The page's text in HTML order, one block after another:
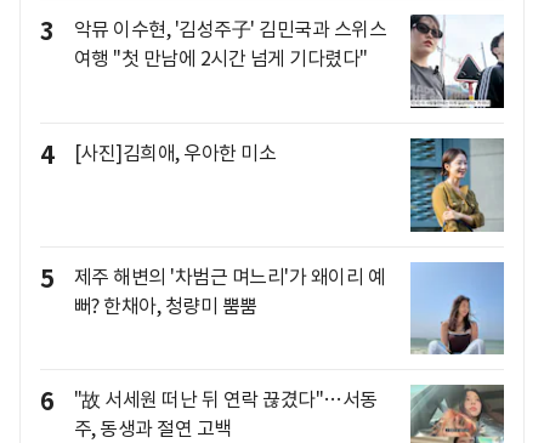
3
악뮤 이수현, '김성주子' 김민국과 스위스
여행 "첫 만남에 2시간 넘게 기다렸다"
4 [사진]김희애, 우아한 미소
5
제주 해변의 '차범근 며느리'가 왜이리 예
뻐? 한채아, 청량미 뿜뿜
6
"故 서세원 떠난 뒤 연락 끊겼다"…서동
주, 동생과 절연 고백